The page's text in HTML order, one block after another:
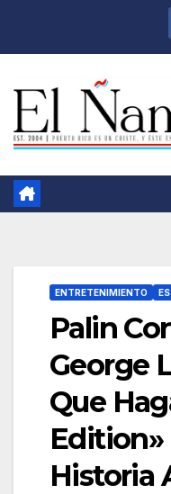
ENTRETENIMIENTO
Palin
George
Que
Edition»
Historia